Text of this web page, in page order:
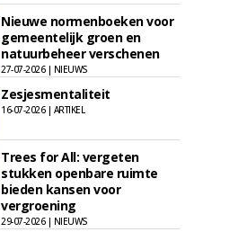
Nieuwe normenboeken voor
gemeentelijk groen en
natuurbeheer verschenen
27-07-2026 | NIEUWS
Zesjesmentaliteit
16-07-2026 | ARTIKEL
Trees for All: vergeten
stukken openbare ruimte
bieden kansen voor
vergroening
29-07-2026 | NIEUWS